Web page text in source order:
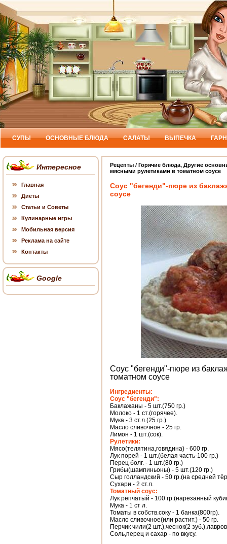
СУПЫ ОСНОВНЫЕ БЛЮДА САЛАТЫ ВЫПЕЧКА
Рецепты / Горячие блюда, Другие
мясными рулетиками в томатном соусе
Соус "бегенди"-пюре из
соусе
Соус "бегенди"-пюре из
томатном соусе
Ингредиенты:
Соус "бегенди":
Баклажаны - 5 шт.(750 гр.)
Молоко - 1 ст.(горячее).
Мука - 3 ст.л.(25 гр.)
Масло сливочное - 25 гр.
Лимон - 1 шт.(сок).
Рулетики:
Мясо(телятина,говядина) - 600 гр.
Лук порей - 1 шт.(белая часть-100 гр.)
Перец болг. - 1 шт.(80 гр.)
Грибы(шампиньоны) - 5 шт.(120 гр.)
Сыр голландский - 50 гр.(на средней
Сухари - 2 ст.л.
Томатный соус:
Лук репчатый - 100 гр.(нарезанный
Мука - 1 ст л.
Томаты в собств.соку - 1 банка(800гр).
Масло сливочное(или растит.) - 50 гр.
Перчик чили(2 шт.),чеснок(2
Соль,перец и сахар - по вкусу.
Интересное
Главная
Диеты
Статьи и Советы
Кулинарные игры
Мобильная версия
Реклама на сайте
Контакты
Google